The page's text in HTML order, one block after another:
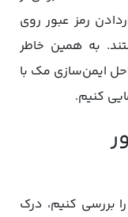
رمز عبور روی
به همین خاطر
ایمن‌سازی مک با
بررسی کنیم، درک